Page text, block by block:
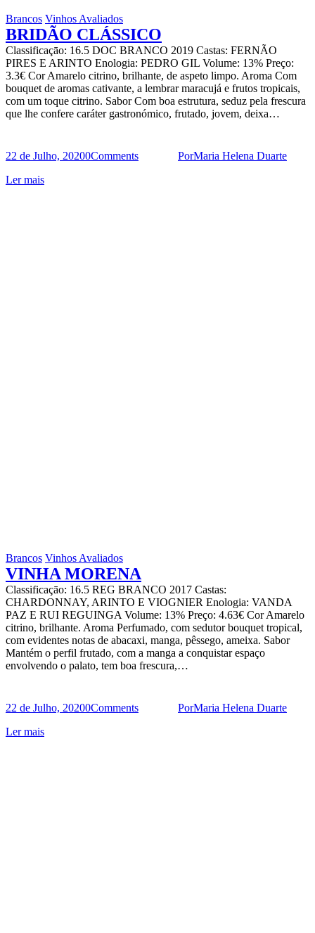
Brancos Vinhos Avaliados
BRIDÃO CLÁSSICO
Classificaçāo: 16.5 DOC BRANCO 2019 Castas: FERNÃO
PIRES E ARINTO Enologia: PEDRO GIL Volume: 13% Preço:
3.3€ Cor Amarelo citrino, brilhante, de aspeto limpo. Aroma Com
bouquet de aromas cativante, a lembrar maracujá e frutos tropicais,
com um toque citrino. Sabor Com boa estrutura, seduz pela frescura
que lhe confere caráter gastronómico, frutado, jovem, deixa…
22 de Julho, 20200Comments PorMaria Helena Duarte
Ler mais
Brancos Vinhos Avaliados
VINHA MORENA
Classificaçāo: 16.5 REG BRANCO 2017 Castas:
CHARDONNAY, ARINTO E VIOGNIER Enologia: VANDA
PAZ E RUI REGUINGA Volume: 13% Preço: 4.63€ Cor Amarelo
citrino, brilhante. Aroma Perfumado, com sedutor bouquet tropical,
com evidentes notas de abacaxi, manga, pêssego, ameixa. Sabor
Mantém o perfil frutado, com a manga a conquistar espaço
envolvendo o palato, tem boa frescura,…
22 de Julho, 20200Comments PorMaria Helena Duarte
Ler mais